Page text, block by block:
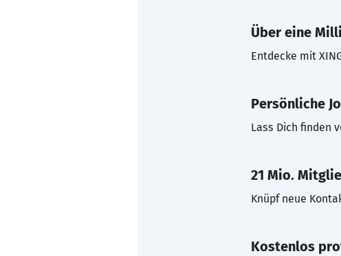
Über eine
Entdecke mit
Persönliche
Lass Dich finden
21 Mio.
Knüpf neue
Kostenlos